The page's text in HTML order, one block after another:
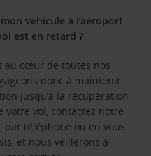
véhicule à l’aéroport
est en retard ?
au cœur de toutes nos
donc à maintenir
jusqu’à la récupération
votre vol, contactez notre
téléphone ou en vous
et nous veillerons à